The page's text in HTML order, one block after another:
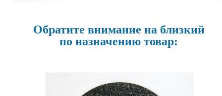
Обратите внимание на близкий
по назначению товар: